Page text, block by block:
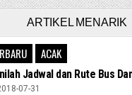
ARTIKEL MENARIK
ACAK
Jadwal dan Rute Bus
07-31